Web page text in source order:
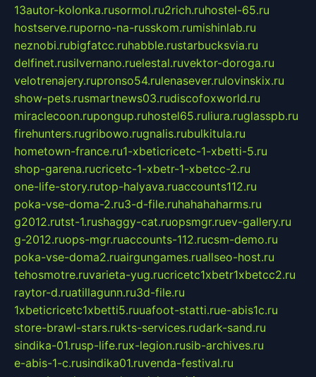
13autor-kolonka.rusormol.ru2rich.ruhostel-65.ru
hostserve.ruporno-na-russkom.rumishinlab.ru
neznobi.rubigfatcc.ruhabble.rustarbucksvia.ru
delfinet.rusilvernano.ruelestal.ruvektor-doroga.ru
velotrenajery.rupronso54.rulenasever.rulovinskix.ru
show-pets.rusmartnews03.rudiscofoxworld.ru
miraclecoon.rupongup.ruhostel65.ruliura.ruglasspb.ru
firehunters.rugribowo.rugnalis.rubulkitula.ru
hometown-france.ru1-xbeticricetc-1-xbetti-5.ru
shop-garena.rucricetc-1-xbetr-1-xbetcc-2.ru
one-life-story.rutop-halyava.ruaccounts112.ru
poka-vse-doma-2.ru3-d-file.ruhahahaharms.ru
g2012.rutst-1.rushaggy-cat.ruopsmgr.ruev-gallery.ru
g-2012.ruops-mgr.ruaccounts-112.rucsm-demo.ru
poka-vse-doma2.ruairgungames.ruallseo-host.ru
tehosmotre.ruvarieta-yug.rucricetc1xbetr1xbetcc2.ru
raytor-d.ruatillagunn.ru3d-file.ru
1xbeticricetc1xbetti5.ruuafoot-statti.rue-abis1c.ru
store-brawl-stars.rukts-services.rudark-sand.ru
sindika-01.rusp-life.rux-legion.rusib-archives.ru
e-abis-1-c.rusindika01.ruvenda-festival.ru